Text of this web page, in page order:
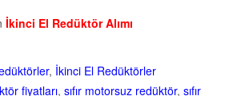
İkinci El Redüktör Alımı
, İkinci El Redüktörler
fiyatları, sıfır motorsuz redüktör, sıfır